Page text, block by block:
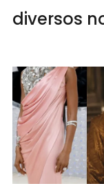
diversos